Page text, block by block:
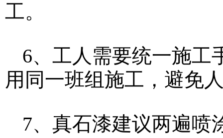
工。
6、工人需要统一施工
用同一班组施工，避免
7、真石漆建议两遍喷